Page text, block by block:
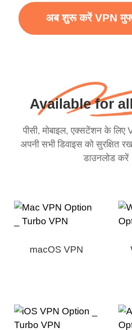
अब शुरू करें VPN मुफ्त
Available for
पीसी, मोबाइल, एक्सटेंशन के लिए
अपनी सभी डिवाइस को सुरक्षित
डाउनलोड
macOS VPN